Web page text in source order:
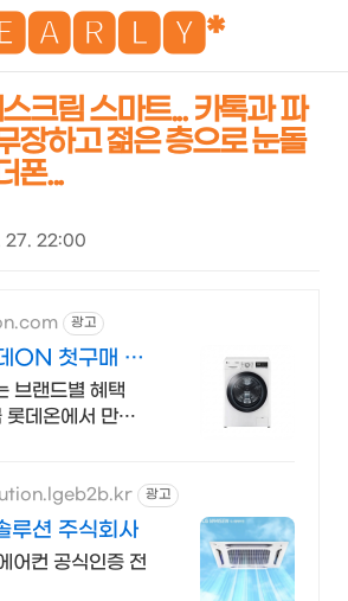
검
메
크림 스마트... 카톡과 파
장하고 젊은 층으로 눈돌
폰...
27. 22:00
광고
ON 첫구매 최
브랜드별 혜택
롯데온에서 만나
광고
루션 주식회사
어컨 공식인증 전